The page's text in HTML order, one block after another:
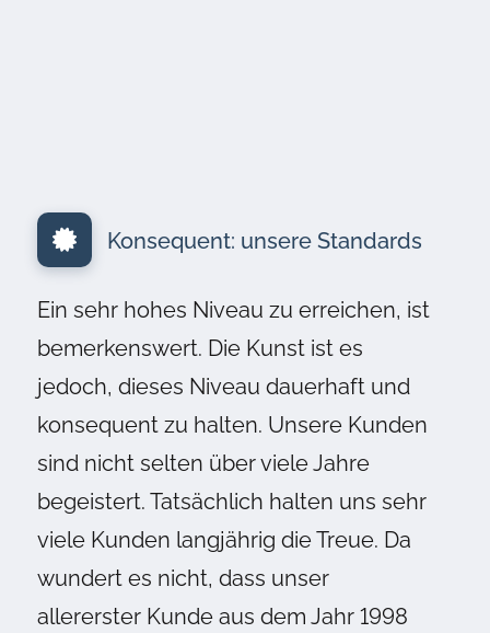
Konsequent: unsere Standards
Ein sehr hohes Niveau zu erreichen, ist
bemerkenswert. Die Kunst ist es
jedoch, dieses Niveau dauerhaft und
konsequent zu halten. Unsere Kunden
sind nicht selten über viele Jahre
begeistert. Tatsächlich halten uns sehr
viele Kunden langjährig die Treue. Da
wundert es nicht, dass unser
allererster Kunde aus dem Jahr 1998